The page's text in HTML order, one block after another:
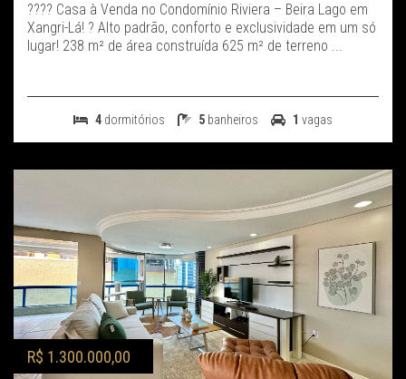
???? Casa à Venda no Condomínio Riviera – Beira Lago em
Xangri-Lá! ? Alto padrão, conforto e exclusividade em um só
lugar! 238 m² de área construída 625 m² de terreno ...
4 dormitórios 5 banheiros 1 vagas
R$ 1.300.000,00